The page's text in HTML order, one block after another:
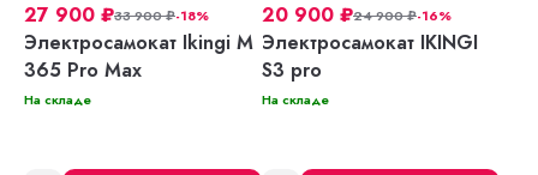
27 900 ₽33 900₽-18%
Электросамокат Ikingi M
365 Pro Max
На складе
20 900 ₽24 900₽-16%
Электросамокат IKINGI
S3 pro
На складе